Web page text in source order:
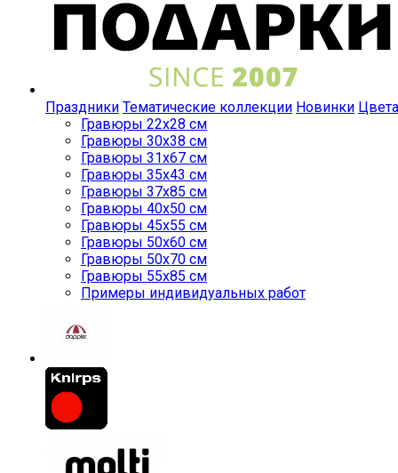
Праздники Тематические коллекции Новинки Цвета
Гравюры 22x28 см
Гравюры 30x38 см
Гравюры 31x67 см
Гравюры 35x43 см
Гравюры 37x85 см
Гравюры 40x50 см
Гравюры 45x55 см
Гравюры 50x60 см
Гравюры 50x70 см
Гравюры 55x85 см
Примеры индивидуальных работ